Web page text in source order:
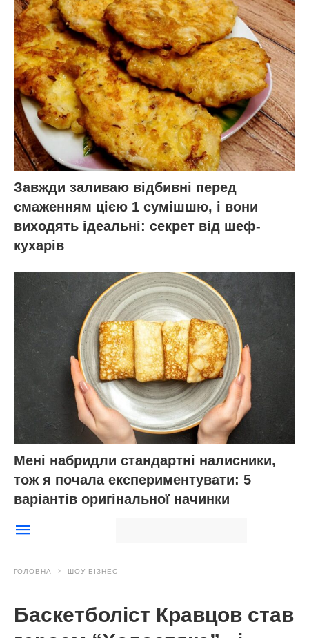
Завжди заливаю відбивні перед
смаженням цією 1 сумішшю, і вони
виходять ідеальні: секрет від шеф-
кухарів
Мені набридли стандартні налисники,
тож я почала експериментувати: 5
варіантів оригінальної начинки